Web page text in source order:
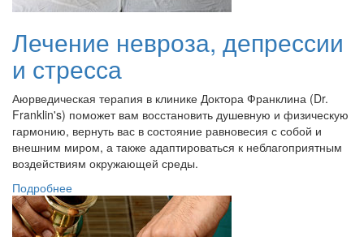
Лечение невроза, депрессии
и стресса
Аюрведическая терапия в клинике Доктора Франклина (Dr.
Franklin's) поможет вам восстановить душевную и физическую
гармонию, вернуть вас в состояние равновесия с собой и
внешним миром, а также адаптироваться к неблагоприятным
воздействиям окружающей среды.
Подробнее